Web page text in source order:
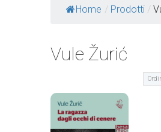
Home / Prodotti /
Vule Žurić